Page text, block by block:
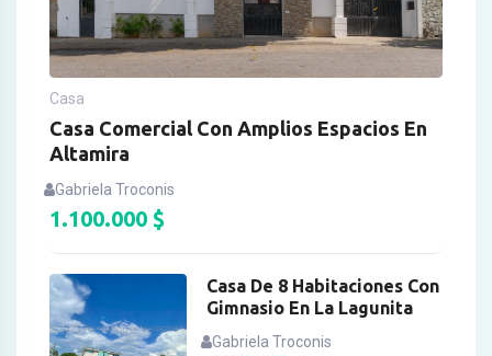
Casa
Casa Comercial Con Amplios Espacios En
Altamira
Gabriela Troconis
1.100.000 $
Casa De 8 Habitaciones Con
Gimnasio En La Lagunita
Gabriela Troconis